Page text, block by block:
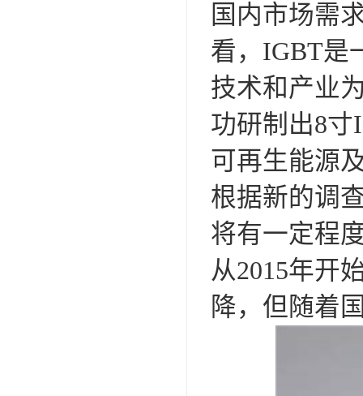
国内市场需
看，IGBT是
技术和产业
功研制出8
可再生能源
根据新的调
将有一定程
从2015年开
降，但随着